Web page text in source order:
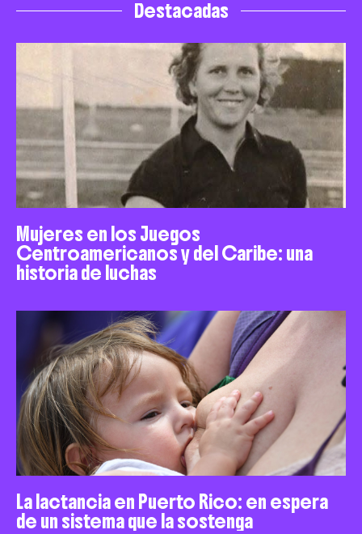
Destacadas
Mujeres en los Juegos
Centroamericanos y del Caribe: una
historia de luchas
La lactancia en Puerto Rico: en espera
de un sistema que la sostenga